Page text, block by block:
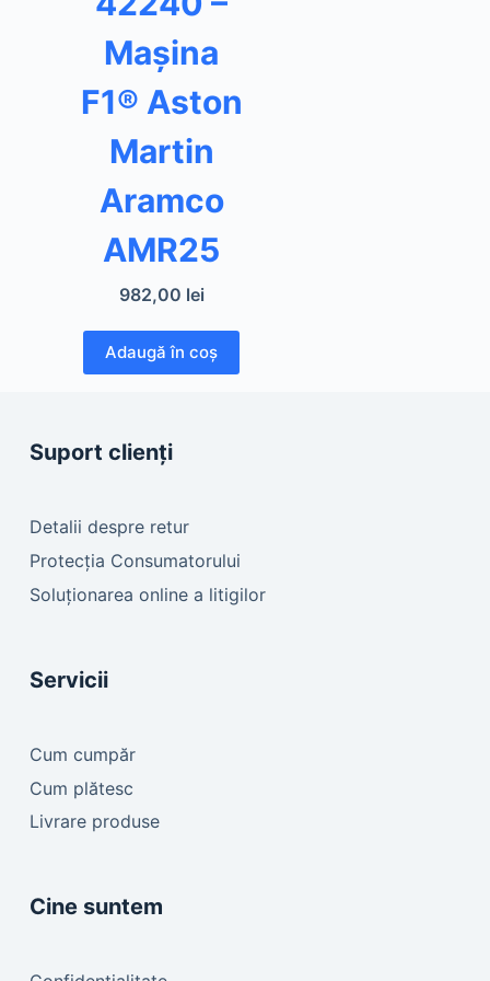
Mașina
F1® Aston
Martin
Aramco
AMR25
982,00 lei
Adaugă în coș
Suport clienți
Detalii despre retur
Protecția Consumatorului
Soluționarea online a litigilor
Servicii
Cum cumpăr
Cum plătesc
Livrare produse
Cine suntem